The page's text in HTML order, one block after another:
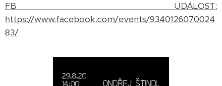
FB UDÁLOST:
https://www.facebook.com/events/9340126070024
83/